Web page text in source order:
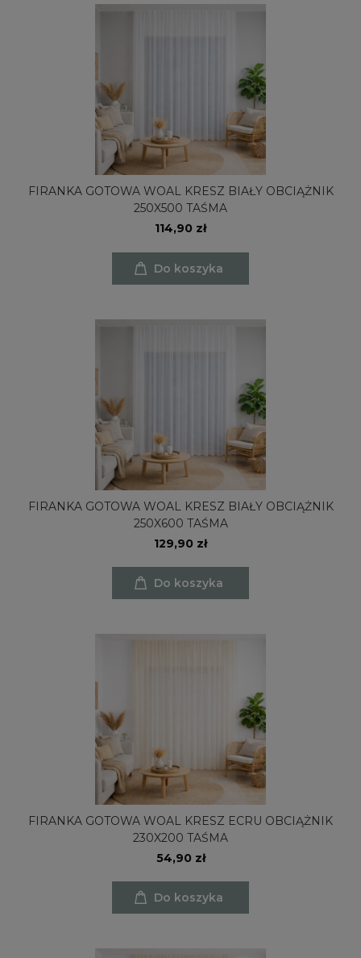
FIRANKA GOTOWA WOAL KRESZ BIAŁY OBCIĄŻNIK
250X500 TAŚMA
114,90 zł
Do koszyka
FIRANKA GOTOWA WOAL KRESZ BIAŁY OBCIĄŻNIK
250X600 TAŚMA
129,90 zł
Do koszyka
FIRANKA GOTOWA WOAL KRESZ ECRU OBCIĄŻNIK
230X200 TAŚMA
54,90 zł
Do koszyka